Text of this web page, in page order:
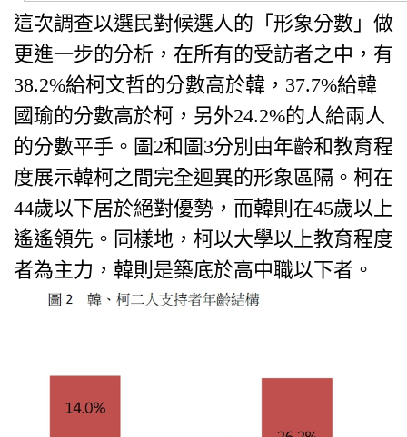
這次調查以選民對候選人的「形象分數」做
更進一步的分析，在所有的受訪者之中，有
38.2%給柯文哲的分數高於韓，37.7%給韓
國瑜的分數高於柯，另外24.2%的人給兩人
的分數平手。圖2和圖3分別由年齡和教育程
度展示韓柯之間完全迴異的形象區隔。柯在
44歲以下居於絕對優勢，而韓則在45歲以上
遙遙領先。同樣地，柯以大學以上教育程度
者為主力，韓則是築底於高中職以下者。